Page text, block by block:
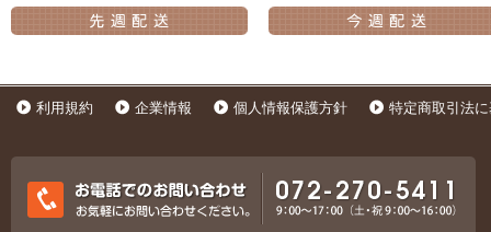
利用規約 企業情報 個人情報保護方針 特定商取引法